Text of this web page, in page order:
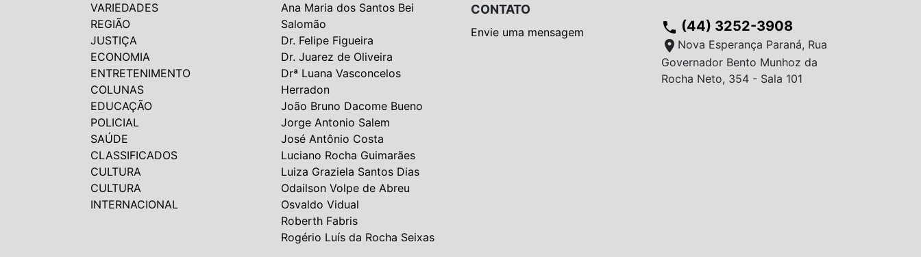
VARIEDADES
REGIÃO
JUSTIÇA
ECONOMIA
ENTRETENIMENTO
COLUNAS
EDUCAÇÃO
POLICIAL
SAÚDE
CLASSIFICADOS
CULTURA
CULTURA
INTERNACIONAL
Ana Maria dos Santos Bei
Salomão
Dr. Felipe Figueira
Dr. Juarez de Oliveira
Drª Luana Vasconcelos
Herradon
João Bruno Dacome Bueno
Jorge Antonio Salem
José Antônio Costa
Luciano Rocha Guimarães
Luiza Graziela Santos Dias
Odailson Volpe de Abreu
Osvaldo Vidual
Roberth Fabris
Rogério Luís da Rocha Seixas
CONTATO
Envie uma mensagem phone (44) 3252-3908
location_on Nova Esperança Paraná, Rua
Governador Bento Munhoz da
Rocha Neto, 354 - Sala 101